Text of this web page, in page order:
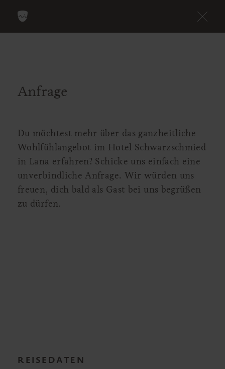
Anfrage
Du möchtest mehr über das ganzheitliche
Wohlfühlangebot im Hotel Schwarzschmied
in Lana erfahren? Schicke uns einfach eine
unverbindliche Anfrage. Wir würden uns
freuen, dich bald als Gast bei uns begrüßen
zu dürfen.
REISEDATEN